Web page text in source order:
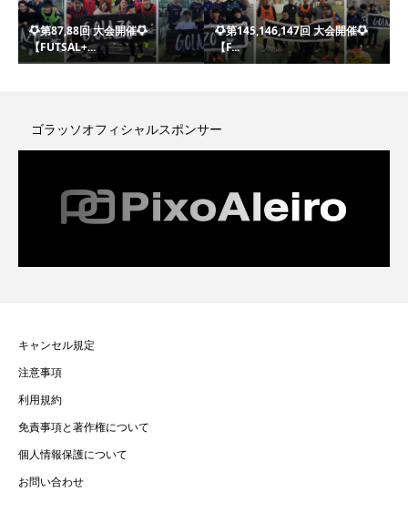
第87,88回 大会開催
【FUTSAL+...
第145,146,147回 大会開催
【F...
ゴラッソオフィシャルスポンサー
キャンセル規定
注意事項
利用規約
免責事項と著作権について
個人情報保護について
お問い合わせ